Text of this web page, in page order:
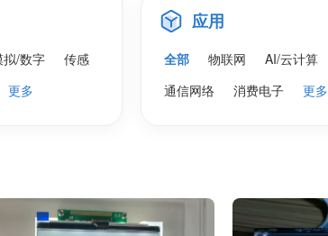
拟/数字
传感
更多
应用
全部 物联网 AI/云计算
通信网络
消费电子 更多